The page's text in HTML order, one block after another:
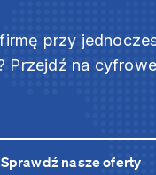
przy
Przejdź na
Sprawdź nasze oferty